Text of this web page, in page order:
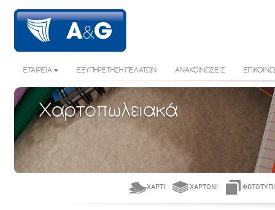
ΕΤΑΙΡΕΙΑ ΕΞΥΠΗΡΕΤΗΣΗ ΠΕΛΑΤΩΝ ΑΝΑΚΟΙΝΩΣΕΙΣ
Χαρτοπωλειακά
ΧΑΡΤΊ ΧΑΡΤΌΝΙ